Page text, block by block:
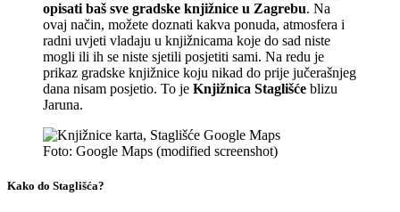
opisati baš sve gradske knjižnice u Zagrebu. Na
ovaj način, možete doznati kakva ponuda, atmosfera i
radni uvjeti vladaju u knjižnicama koje do sad niste
mogli ili ih se niste sjetili posjetiti sami. Na redu je
prikaz gradske knjižnice koju nikad do prije jučerašnjeg
dana nisam posjetio. To je Knjižnica Staglišće blizu
Jaruna.
Foto: Google Maps (modified screenshot)
Kako do Staglišća?